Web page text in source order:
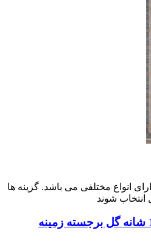
انواع مختلفی می باشد. گزینه ها
شوند
فرش ماشینی افرند 1200 شانه گل برجسته زمینه